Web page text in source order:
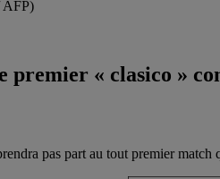
AFP)
« clasico »
pas part au tout premier